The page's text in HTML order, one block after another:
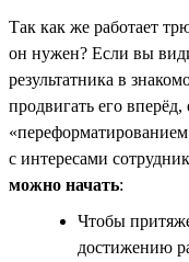
Так как же работает
он нужен? Если вы
результатника в
продвигать его вперёд,
с интересами
можно начать:
Чтобы
достижению